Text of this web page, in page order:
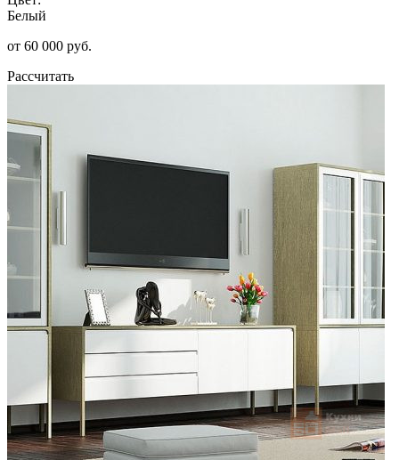
Белый
от 60 000 руб.
Рассчитать